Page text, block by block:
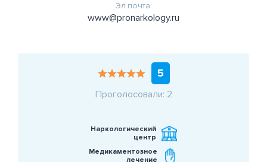
Эл.почта:
www@pronarkology.ru
5
Проголосовали: 2
Наркологический
центр
Медикаментозное
лечение